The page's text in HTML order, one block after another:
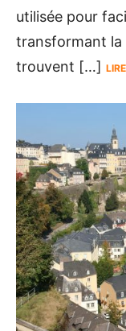
utilisée pour
transformant la
trouvent […] LIRE